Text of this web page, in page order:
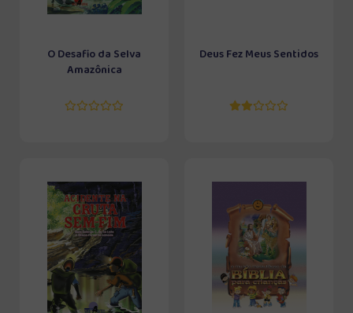
O Desafio da Selva
Amazônica
Deus Fez Meus Sentidos